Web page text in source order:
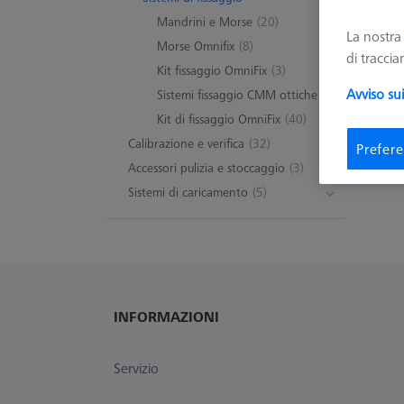
Mandrini e Morse (20)
Morse Omnifix (8)
Kit fissaggio OmniFix (3)
Sistemi fissaggio CMM ottiche
Kit di fissaggio OmniFix (40)
Calibrazione e verifica (32)
Accessori pulizia e stoccaggio (3)
Sistemi di caricamento (5)
0
INFORMAZIONI
Servizio
La nostra
di
Avviso